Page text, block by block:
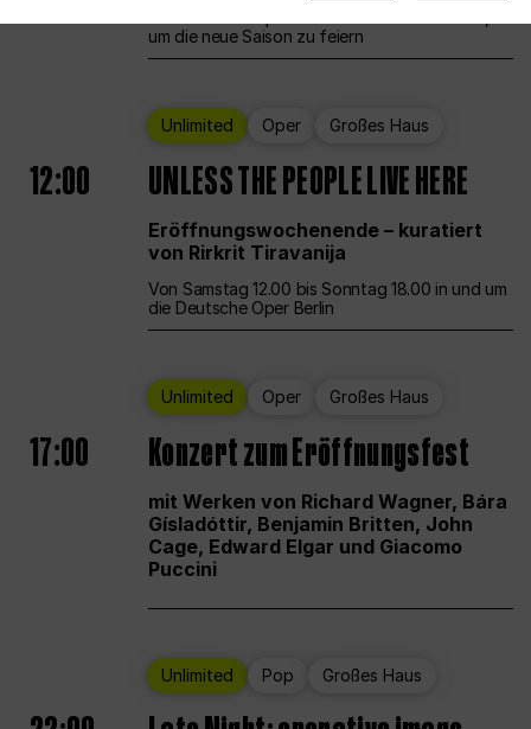
um die neue Saison zu feiern
Unlimited Oper Großes Haus
12:00 UNLESS THE PEOPLE LIVE HERE
Eröffnungswochenende – kuratiert
von Rirkrit Tiravanija
Von Samstag 12.00 bis Sonntag 18.00 in und um
die Deutsche Oper Berlin
Unlimited Oper Großes Haus
17:00 Konzert zum Eröffnungsfest
mit Werken von Richard Wagner, Bára
Gísladóttir, Benjamin Britten, John
Cage, Edward Elgar und Giacomo
Puccini
Unlimited Pop Großes Haus